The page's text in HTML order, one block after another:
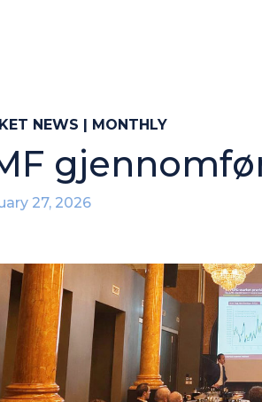
NEWS | MONTHLY
27, 2026